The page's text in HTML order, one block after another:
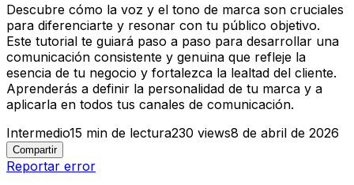
Descubre cómo la voz y el tono de marca son cruciales
para diferenciarte y resonar con tu público objetivo.
Este tutorial te guiará paso a paso para desarrollar una
comunicación consistente y genuina que refleje la
esencia de tu negocio y fortalezca la lealtad del cliente.
Aprenderás a definir la personalidad de tu marca y a
aplicarla en todos tus canales de comunicación.
Intermedio15 min de lectura230 views8 de abril de 2026
Compartir
Reportar error